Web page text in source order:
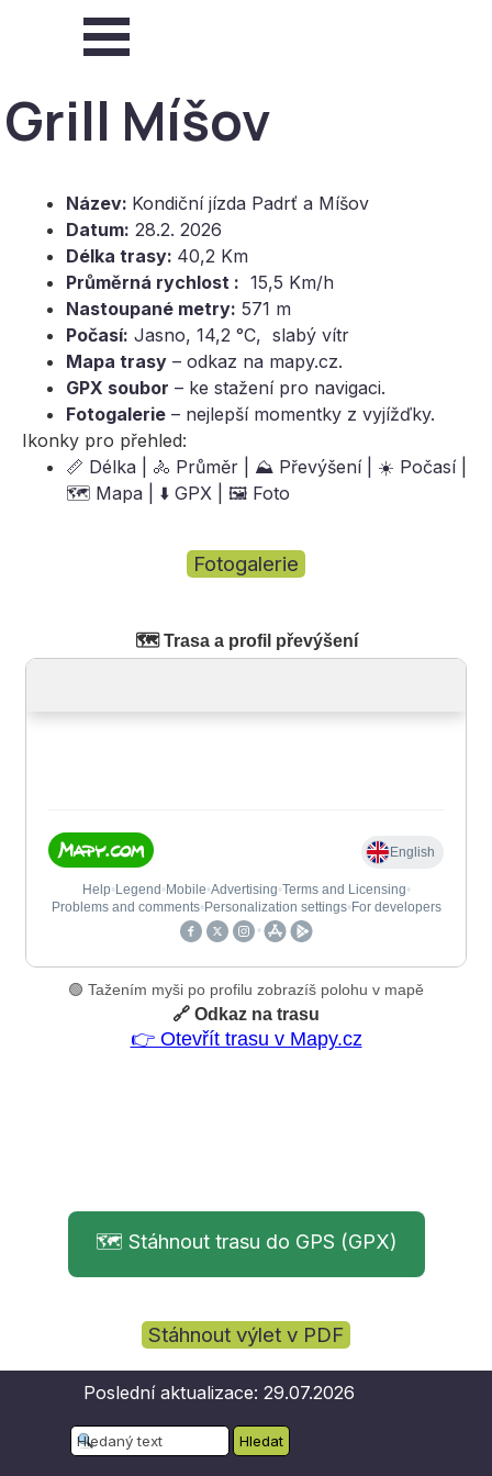
Grill Míšov
Název: Kondiční jízda Padrť a Míšov
Datum: 28.2. 2026
Délka trasy: 40,2 Km
Průměrná rychlost : 15,5 Km/h
Nastoupané metry: 571 m
Počasí: Jasno, 14,2 °C, slabý vítr
Mapa trasy – odkaz na mapy.cz.
GPX soubor – ke stažení pro navigaci.
Fotogalerie – nejlepší momentky z vyjížďky.
Ikonky pro přehled:
📏 Délka | 🚴 Průměr | ⛰️ Převýšení | ☀️ Počasí |
🗺️ Mapa | ⬇️ GPX | 🖼️ Foto
Fotogalerie
🗺️ Trasa a profil převýšení
🟢 Tažením myši po profilu zobrazíš polohu v mapě
🔗 Odkaz na trasu
👉 Otevřít trasu v Mapy.cz
🗺️ Stáhnout trasu do GPS (GPX)
Stáhnout výlet v PDF
Poslední aktualizace: 29.07.2026
Hledat